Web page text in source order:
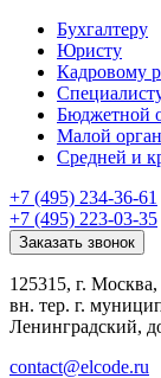
Бухгалтеру
Юристу
Кадровому
Бюджетной
Малой
Средней и
+7 (495) 234-36-61
+7 (495) 223-03-35
Заказать звонок
125315, г. Москва,
вн. тер. г.
Ленинградский,
contact@elcode.ru